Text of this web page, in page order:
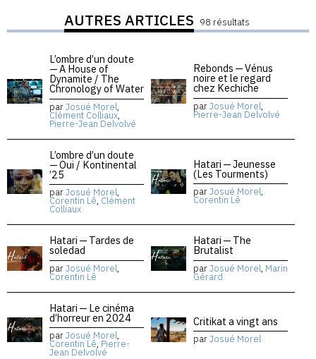
AUTRES ARTICLES 98 résultats
L’ombre d’un doute
— A House of
Dynamite / The
Chronology of Water
parJosué Morel,
Clément Colliaux,
Pierre-Jean Delvolvé
Rebonds — Vénus
noire et le regard
chez Kechiche
parJosué Morel,
Pierre-Jean Delvolvé
L’ombre d’un doute
— Oui / Kontinental
’25
parJosué Morel,
Corentin Lê, Clément
Colliaux
Hatari — Jeunesse
(Les Tourments)
parJosué Morel,
Corentin Lê
Hatari — Tardes de
soledad
parJosué Morel,
Corentin Lê
Hatari — The
Brutalist
parJosué Morel, Marin
Gérard
Hatari — Le cinéma
d’horreur en 2024
parJosué Morel,
Corentin Lê, Pierre-
Jean Delvolvé
Critikat a vingt ans
parJosué Morel